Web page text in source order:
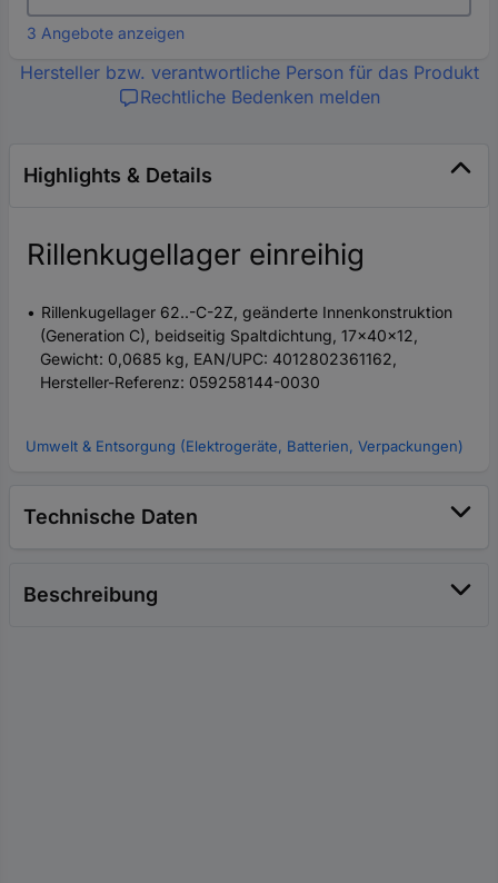
3 Angebote anzeigen
Hersteller bzw. verantwortliche Person für das Produkt
Rechtliche Bedenken melden
Highlights & Details
Rillenkugellager einreihig
Rillenkugellager 62..-C-2Z, geänderte Innenkonstruktion
(Generation C), beidseitig Spaltdichtung, 17x40x12,
Gewicht: 0,0685 kg, EAN/UPC: 4012802361162,
Hersteller-Referenz: 059258144-0030
Umwelt & Entsorgung (Elektrogeräte, Batterien, Verpackungen)
Technische Daten
Beschreibung